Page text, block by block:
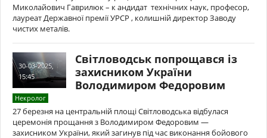
Миколайович Гаврилюк – к андидат технічних наук, професор,
лауреат Державної премії УРСР , колишній директор Заводу
чистих металів.
30-03-2025,
15:45
Світловодськ попрощався із
захисником України
Володимиром Федоровим
Некролог
27 березня на центральній площі Світловодська відбулася
церемонія прощання з Володимиром Федоровим —
захисником України, який загинув під час виконання бойового